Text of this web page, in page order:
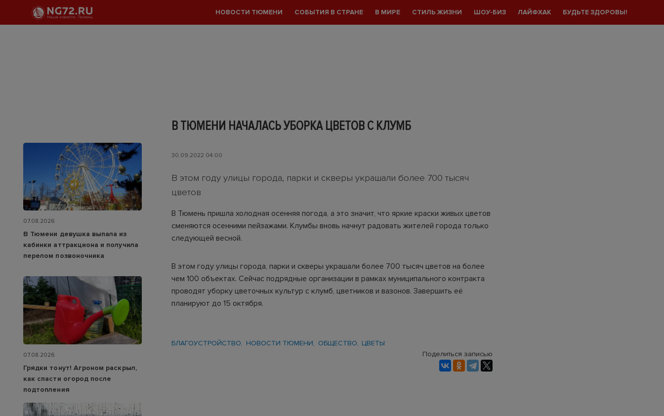
НОВОСТИ ТЮМЕНИ СОБЫТИЯ В СТРАНЕ В МИРЕ СТИЛЬ ЖИЗНИ ШОУ-БИЗ ЛАЙФХАК БУДЬТЕ ЗДОРОВЫ!
В ТЮМЕНИ НАЧАЛАСЬ УБОРКА ЦВЕТОВ С КЛУМБ
30.09.2022 04:00
В этом году улицы города, парки и скверы украшали более 700 тысяч
цветов
В Тюмень пришла холодная осенняя погода, а это значит, что яркие краски живых цветов
сменяются осенними пейзажами. Клумбы вновь начнут радовать жителей города только
следующей весной.
В этом году улицы города, парки и скверы украшали более 700 тысяч цветов на более
чем 100 объектах. Сейчас подрядные организации в рамках муниципального контракта
проводят уборку цветочных культур с клумб, цветников и вазонов. Завершить её
планируют до 15 октября.
БЛАГОУСТРОЙСТВО НОВОСТИ ТЮМЕНИ ОБЩЕСТВО
ЦВЕТЫ
Поделиться записью
07.08.2026
В Тюмени девушка выпала из
кабинки аттракциона и получила
перелом позвоночника
07.08.2026
Грядки тонут! Агроном раскрыл,
как спасти огород после
подтопления